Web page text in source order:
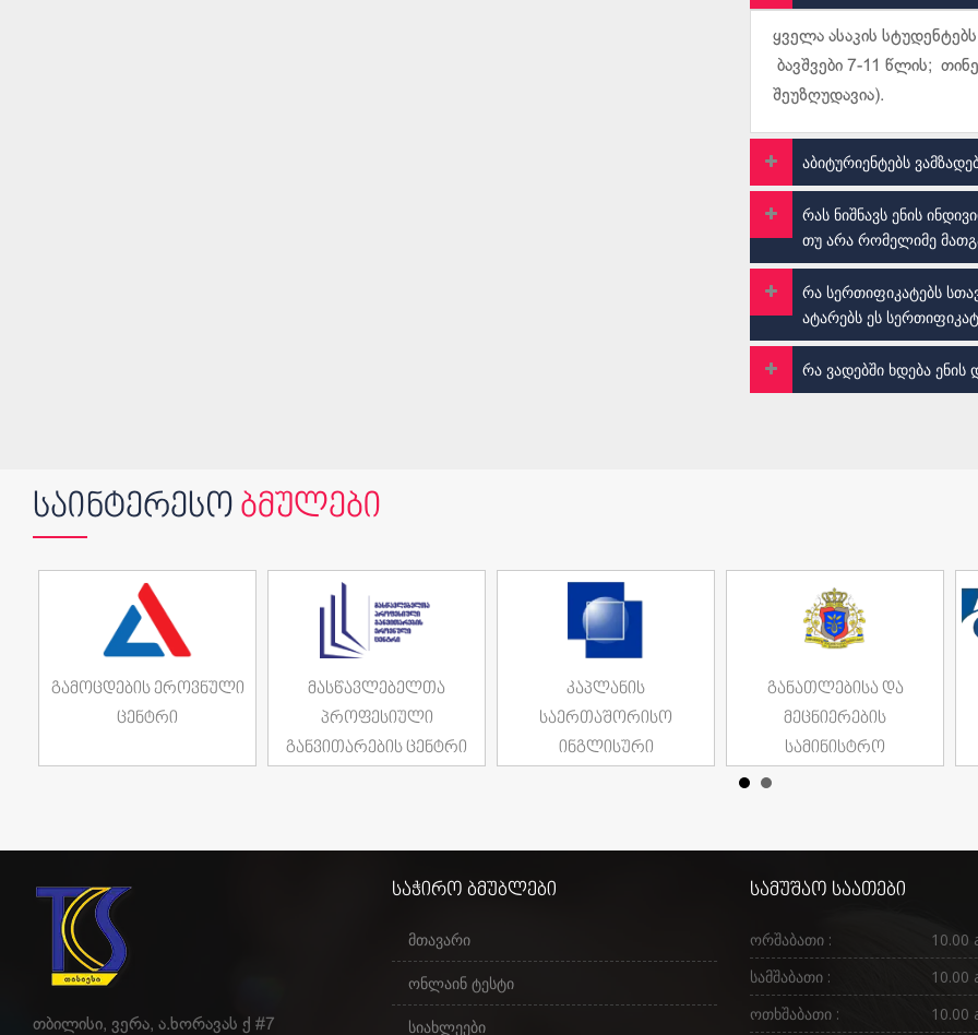
ყველა ასაკის
ბავშვები 7-11 წლის;
შეუზღუდავია).
აბიტურიენტებს
რას ნიშნავს ენის
თუ არა რომელიმე
რა სერთიფიკატებს
ატარებს ეს
რა ვადებში ხდება
ᲡᲐᲘᲜᲢᲔᲠᲔᲡᲝ ᲑᲛᲣᲚᲔᲑᲘ
გამოცდების ეროვნული
ცენტრი
მასწავლებელთა
პროფესიული
განვითარების ცენტრი
კაპლანის
საერთაშორისო
ინგლისური
განათლებისა და
მეცნიერების
სამინისტრო
თბილისი, ვერა, ა.ხორავას ქ #7
საჭირო ბმუბლები
მთავარი
ონლაინ ტესტი
სიახლეები
სამუშაო საათები
ორშაბათი :
10.00
სამშაბათი :
10.00
ოთხშაბათი :
10.00